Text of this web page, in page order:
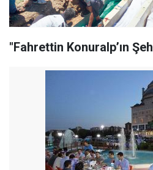
"Fahrettin Konuralp’ın